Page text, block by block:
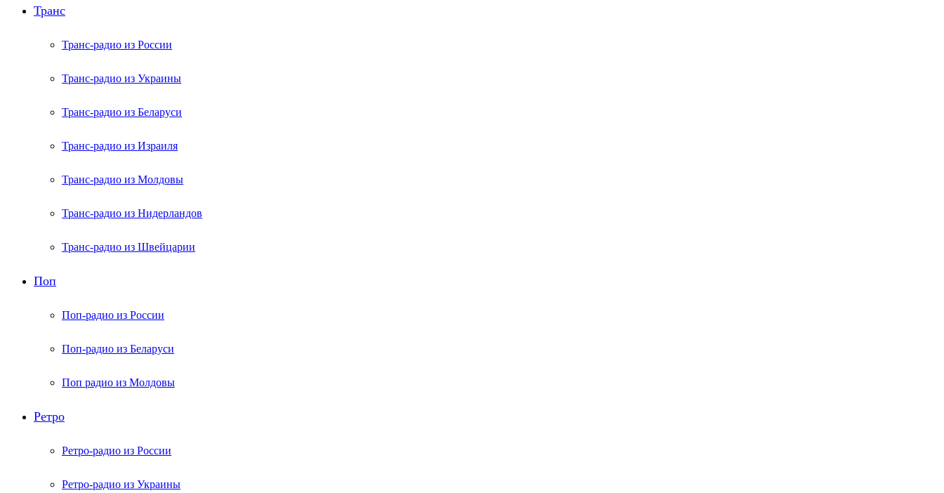
Транс
Транс-радио из России
Транс-радио из Украины
Транс-радио из Беларуси
Транс-радио из Израиля
Транс-радио из Молдовы
Транс-радио из Нидерландов
Транс-радио из Швейцарии
Поп
Поп-радио из России
Поп-радио из Беларуси
Поп радио из Молдовы
Ретро
Ретро-радио из России
Ретро-радио из Украины